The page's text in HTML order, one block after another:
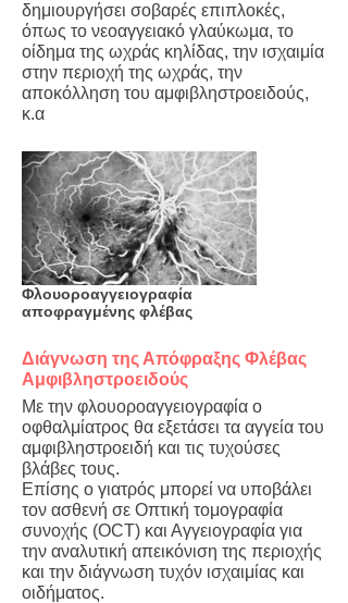
δημιουργήσει σοβαρές επιπλοκές,
όπως το νεοαγγειακό γλαύκωµα, το
οίδημα της ωχράς κηλίδας, την ισχαιμία
στην περιοχή της ωχράς, την
αποκόλληση του αμφιβληστροειδούς,
κ.α
Φλουοροαγγειογραφία
αποφραγμένης φλέβας
Διάγνωση της Απόφραξης Φλέβας
Αμφιβληστροειδούς
Με την φλουοροαγγειογραφία ο
οφθαλμίατρος θα εξετάσει τα αγγεία του
αμφιβληστροειδή και τις τυχούσες
βλάβες τους.
Επίσης ο γιατρός μπορεί να υποβάλει
τον ασθενή σε Οπτική τομογραφία
συνοχής (OCT) και Αγγειογραφία για
την αναλυτική απεικόνιση της περιοχής
και την διάγνωση τυχόν ισχαιμίας και
οιδήματος.